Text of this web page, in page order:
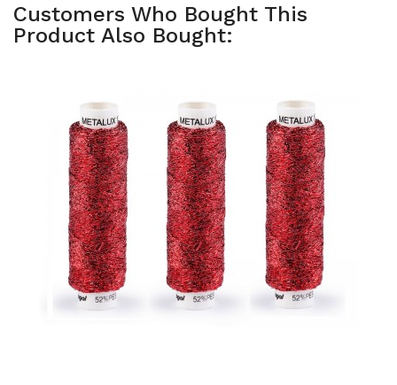
Customers Who Bought This
Product Also Bought: